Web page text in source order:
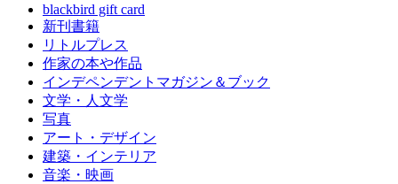
blackbird gift card
新刊書籍
リトルプレス
作家の本や作品
インデペンデントマガジン＆ブック
文学・人文学
写真
アート・デザイン
建築・インテリア
音楽・映画